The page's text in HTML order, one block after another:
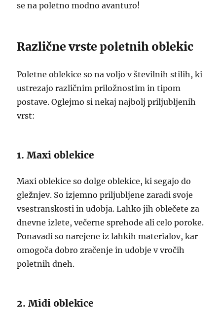
se na poletno modno avanturo!
Različne vrste poletnih oblekic
Poletne oblekice so na voljo v številnih stilih, ki
ustrezajo različnim priložnostim in tipom
postave. Oglejmo si nekaj najbolj priljubljenih
vrst:
1. Maxi oblekice
Maxi oblekice so dolge oblekice, ki segajo do
gležnjev. So izjemno priljubljene zaradi svoje
vsestranskosti in udobja. Lahko jih oblečete za
dnevne izlete, večerne sprehode ali celo poroke.
Ponavadi so narejene iz lahkih materialov, kar
omogoča dobro zračenje in udobje v vročih
poletnih dneh.
2. Midi oblekice